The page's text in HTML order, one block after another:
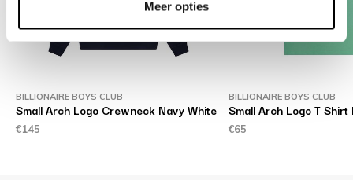
Meer opties
BILLIONAIRE BOYS CLUB
Small Arch Logo Crewneck Navy White
€145
BILLIONAIRE BOYS CLUB
Small Arch Logo T Shirt
€65